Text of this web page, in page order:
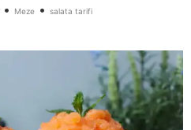
• Meze • salata tarifi